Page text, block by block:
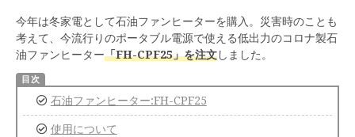
今年は冬家電として石油ファンヒーターを購入。災害時のことも
考えて、今流行りのポータブル電源で使える低出力のコロナ製石
油ファンヒーター「FH-CPF25」を注文しました。
石油ファンヒーター:FH-CPF25
使用について